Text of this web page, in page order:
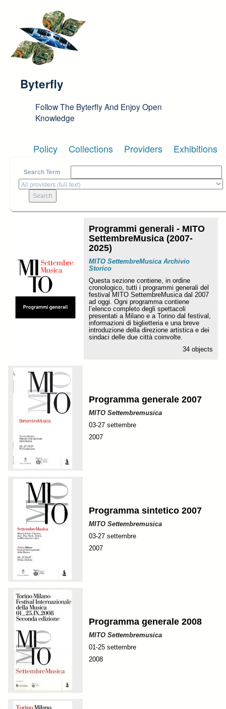
Byterfly
Follow The Byterfly And Enjoy Open
Knowledge
Policy Collections Providers Exhibitions
Search Term
Programmi generali - MITO
SettembreMusica (2007-
2025)
MITO SettembreMusica Archivio
Storico
Questa sezione contiene, in ordine
cronologico, tutti i programmi generali del
festival MITO SettembreMusica dal 2007
ad oggi. Ogni programma contiene
l’elenco completo degli spettacoli
presentati a Milano e a Torino dal festival,
informazioni di biglietteria e una breve
introduzione della direzione artistica e dei
sindaci delle due città coinvolte.
34 objects
Programma generale 2007
MITO Settembremusica
03-27 settembre
2007
Programma sintetico 2007
MITO Settembremusica
03-27 settembre
2007
Programma generale 2008
MITO Settembremusica
01-25 settembre
2008